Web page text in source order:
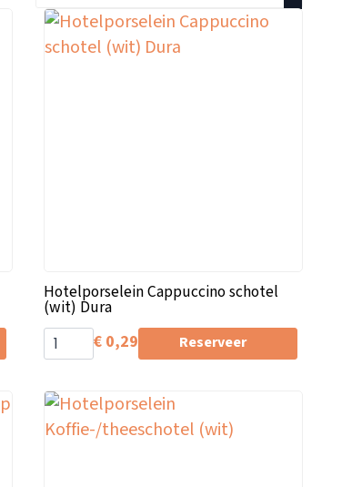
Hotelporselein Cappuccino schotel
(wit) Dura
€0,29 Reserveer